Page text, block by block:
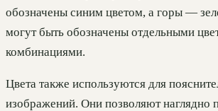
обозначены синим цветом, а горы —
могут быть обозначены отдельными
комбинациями.
Цвета также используются для
изображений. Они позволяют наглядно